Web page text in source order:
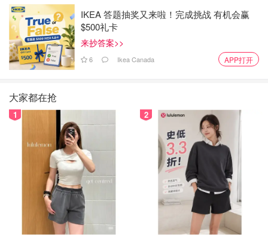
IKEA 答题抽奖又来啦！完成挑战 有机会赢
$500礼卡
来抄答案>>
6 Ikea Canada APP打开
大家都在抢
1 2